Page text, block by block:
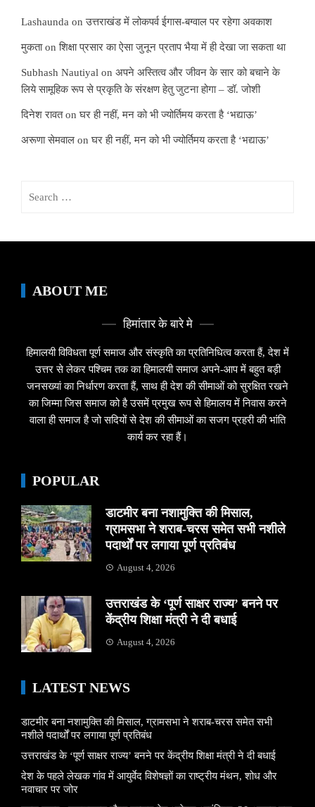
Lashaunda onउत्तराखंड में लोकपर्व ईगास-बग्वाल पर रहेगा अवकाश
मुकताonशिक्षा प्रसार का ऐसा जुनून प्रताप भैया में ही देखा जा सकता था
Subhash Nautiyal on अपने अस्तित्व और जीवन के सार को बचाने के
लिये सामूहिक रूप से प्रकृति के संरक्षण हेतु जुटना होगा – डॉ. जोशी
दिनेश रावतonघर ही नहीं, मन को भी ज्योर्तिमय करता है ‘भद्याऊ’
अरूणा सेमवाल onघर ही नहीं, मन को भी ज्योर्तिमय करता है ‘भद्याऊ’
ABOUT ME
हिमांतार के बारे मे
हिमालयी विविधता पूर्ण समाज और संस्कृति का प्रतिनिधित्व करता हैं, देश में
उत्तर से लेकर पश्चिम तक का हिमालयी समाज अपने-आप में बहुत बड़ी
जनसख्यां का निर्धारण करता हैं, साथ ही देश की सीमाओं को सुरक्षित रखने
का जिम्मा जिस समाज को है उसमें प्रमुख रूप से हिमालय में निवास करने
वाला ही समाज है जो सदियों से देश की सीमाओं का सजग प्रहरी की भांति
कार्य कर रहा हैं।
POPULAR
डाटमीर बना नशामुक्ति की मिसाल,
ग्रामसभा ने शराब-चरस समेत सभी नशीले
पदार्थों पर लगाया पूर्ण प्रतिबंध
August 4, 2026
उत्तराखंड के ‘पूर्ण साक्षर राज्य’ बनने पर
केंद्रीय शिक्षा मंत्री ने दी बधाई
August 4, 2026
LATEST NEWS
डाटमीर बना नशामुक्ति की मिसाल, ग्रामसभा ने शराब-चरस समेत सभी
नशीले पदार्थों पर लगाया पूर्ण प्रतिबंध
उत्तराखंड के ‘पूर्ण साक्षर राज्य’ बनने पर केंद्रीय शिक्षा मंत्री ने दी बधाई
देश के पहले लेखक गांव में आयुर्वेद विशेषज्ञों का राष्ट्रीय मंथन, शोध और
नवाचार पर जोर